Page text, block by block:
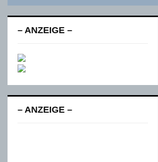
– ANZEIGE –
– ANZEIGE –